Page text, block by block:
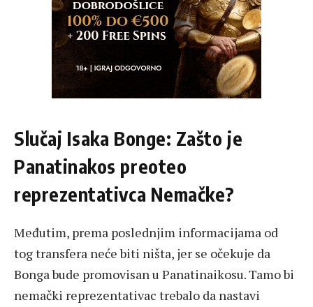
Slučaj Isaka Bonge: Zašto je
Panatinakos preoteo
reprezentativca Nemačke?
Međutim, prema poslednjim informacijama od
tog transfera neće biti ništa, jer se očekuje da
Bonga bude promovisan u Panatinaikosu. Tamo bi
nemački reprezentativac trebalo da nastavi